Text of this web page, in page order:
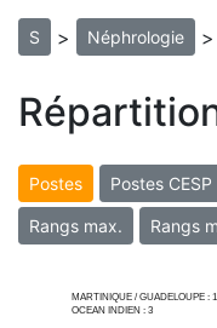
S > Néphrologie >
Postes Postes CESP
Rangs max. Rangs
MARTINIQUE / GUADELOUPE : 1
OCEAN INDIEN : 3